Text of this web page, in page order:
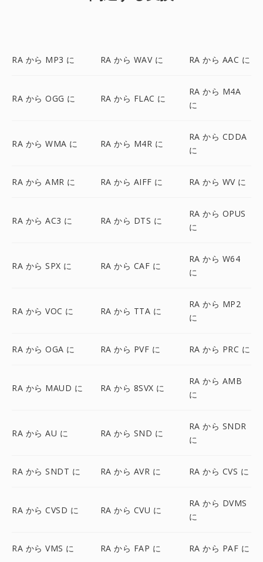
RA から MP3 に RA から WAV に RA から AAC に
RA から OGG に RA から FLAC に
RA から M4A
に
RA から WMA に RA から M4R に
RA から CDDA
に
RA から AMR に RA から AIFF に RA から WV に
RA から AC3 に RA から DTS に
RA から OPUS
に
RA から SPX に RA から CAF に
RA から W64
に
RA から VOC に RA から TTA に
RA から MP2
に
RA から OGA に RA から PVF に RA から PRC に
RA から MAUD に RA から 8SVX に
RA から AMB
に
RA から AU に RA から SND に
RA から SNDR
に
RA から SNDT に RA から AVR に RA から CVS に
RA から CVSD に RA から CVU に
RA から DVMS
に
RA から VMS に RA から FAP に RA から PAF に